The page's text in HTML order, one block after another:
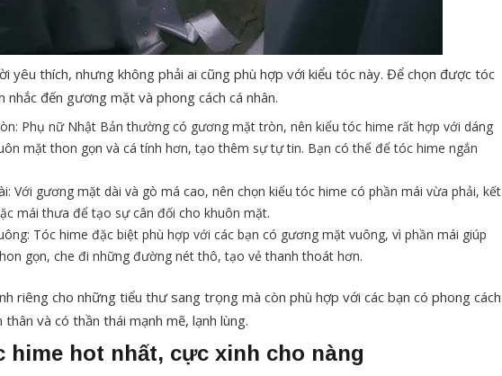
yêu thích, nhưng không phải ai cũng phù hợp với kiểu tóc này. Để chọn được tóc
nhắc đến gương mặt và phong cách cá nhân.
Phụ nữ Nhật Bản thường có gương mặt tròn, nên kiểu tóc hime rất hợp với dáng
mặt thon gọn và cá tính hơn, tạo thêm sự tự tin. Bạn có thể để tóc hime ngắn
Với gương mặt dài và gò má cao, nên chọn kiểu tóc hime có phần mái vừa phải, kết
mái thưa để tạo sự cân đối cho khuôn mặt.
Tóc hime đặc biệt phù hợp với các bạn có gương mặt vuông, vì phần mái giúp
gọn, che đi những đường nét thô, tạo vẻ thanh thoát hơn.
riêng cho những tiểu thư sang trọng mà còn phù hợp với các bạn có phong cách
và có thần thái mạnh mẽ, lạnh lùng.
hime hot nhất, cực xinh cho nàng